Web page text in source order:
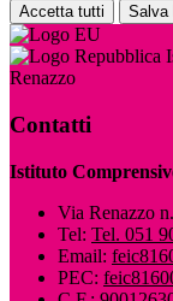
Accetta tutti Salva
Renazzo
Contatti
Istituto
Via Renazzo
Tel: Tel. 051
Email:
PEC: